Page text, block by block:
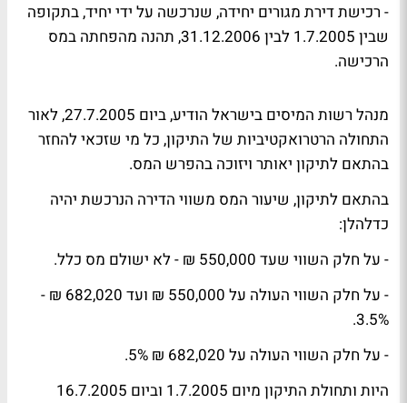
- רכישת דירת מגורים יחידה, שנרכשה על ידי יחיד, בתקופה
שבין 1.7.2005 לבין 31.12.2006, תהנה מהפחתה במס
הרכישה.
מנהל רשות המיסים בישראל הודיע, ביום 27.7.2005, לאור
התחולה הרטרואקטיביות של התיקון, כל מי שזכאי להחזר
בהתאם לתיקון יאותר ויזוכה בהפרש המס.
בהתאם לתיקון, שיעור המס משווי הדירה הנרכשת יהיה
כדלהלן:
- על חלק השווי שעד 550,000 ₪ - לא ישולם מס כלל.
- על חלק השווי העולה על 550,000 ₪ ועד 682,020 ₪ -
3.5%.
- על חלק השווי העולה על 682,020 ₪ 5%.
היות ותחולת התיקון מיום 1.7.2005 וביום 16.7.2005